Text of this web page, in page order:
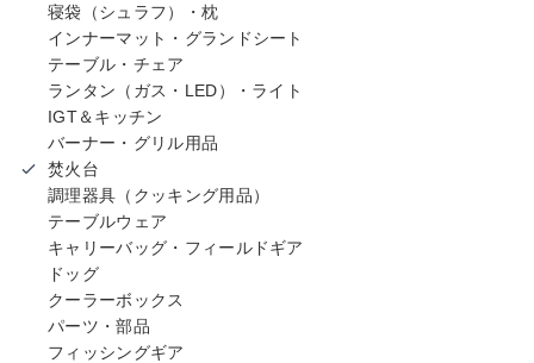
寝袋（シュラフ）・枕
インナーマット・グランドシート
テーブル・チェア
ランタン（ガス・LED）・ライト
IGT＆キッチン
バーナー・グリル用品
焚火台
調理器具（クッキング用品）
テーブルウェア
キャリーバッグ・フィールドギア
ドッグ
クーラーボックス
パーツ・部品
フィッシングギア